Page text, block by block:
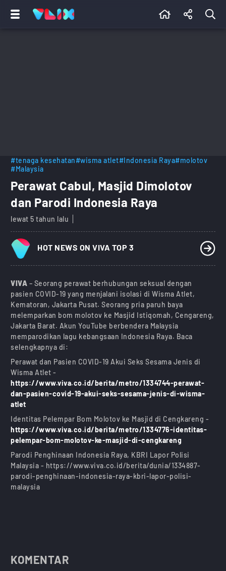
#tenaga kesehatan#wisma atlet#Indonesia Raya#molotov
#Malaysia
Perawat Cabul, Masjid Dimolotov
dan Parodi Indonesia Raya
lewat 5 tahun lalu
HOT NEWS ON VIVA TOP 3
VIVA – Seorang perawat berhubungan seksual dengan
pasien COVID-19 yang menjalani isolasi di Wisma Atlet,
Kematoran, Jakarta Pusat. Seorang pria paruh baya
melemparkan bom molotov ke Masjid Istiqomah, Cengareng,
Jakarta Barat. Akun YouTube berbendera Malaysia
memparodikan lagu kebangsaan Indonesia Raya. Baca
selengkapnya di:
Perawat dan Pasien COVID-19 Akui Seks Sesama Jenis di
Wisma Atlet -
https://www.viva.co.id/berita/metro/1334744-perawat-
dan-pasien-covid-19-akui-seks-sesama-jenis-di-wisma-
atlet
Identitas Pelempar Bom Molotov ke Masjid di Cengkareng -
https://www.viva.co.id/berita/metro/1334776-identitas-
pelempar-bom-molotov-ke-masjid-di-cengkareng
Parodi Penghinaan Indonesia Raya, KBRI Lapor Polisi
Malaysia - https://www.viva.co.id/berita/dunia/1334887-
parodi-penghinaan-indonesia-raya-kbri-lapor-polisi-
malaysia
KOMENTAR